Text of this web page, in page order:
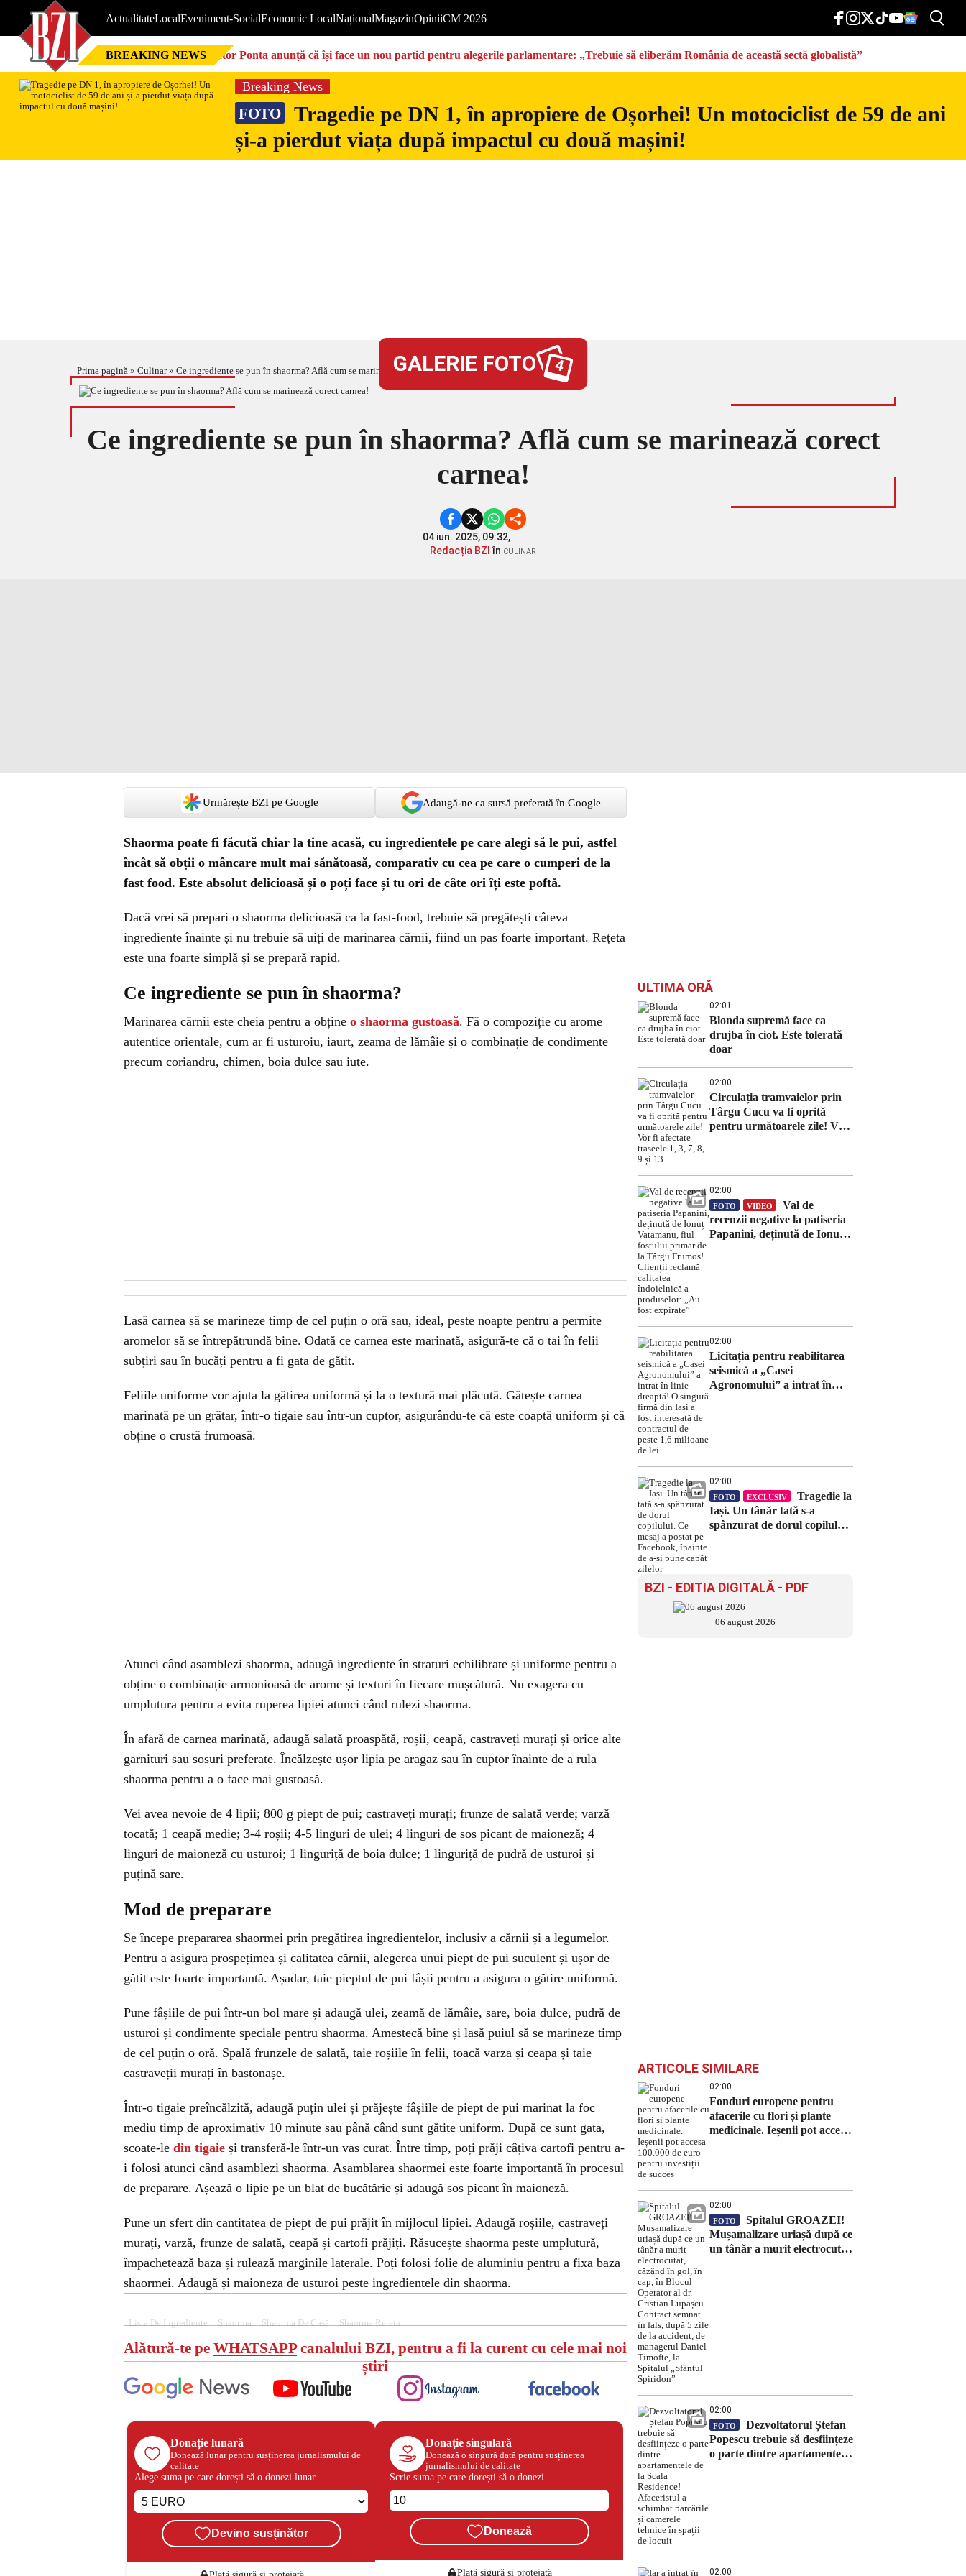
ActualitateLocalEveniment-SocialEconomic LocalNaționalMagazinOpiniiCM 2026
BREAKING NEWS Victor Ponta anunță că își face un nou partid pentru alegerile parlamentare: „Trebuie să eliberăm România de această sectă globalistă”
Breaking News
FOTO
Tragedie pe DN 1, în apropiere de Oșorhei! Un motociclist de 59 de ani
și-a pierdut viața după impactul cu două mașini!
Prima pagină » Culinar» Ce ingrediente se pun în shaorma? Află cum se marinează corect carnea!GALERIE FOTO 4
Ce ingrediente se pun în shaorma? Află cum se marinează corect
carnea!
04 iun. 2025, 09:32,
Redacția BZI în CULINAR
Urmărește BZI pe Google Adaugă-ne ca sursă preferată în Google
Shaorma poate fi făcută chiar la tine acasă, cu ingredientele pe care alegi să le pui, astfel
încât să obții o mâncare mult mai sănătoasă, comparativ cu cea pe care o cumperi de la
fast food. Este absolut delicioasă și o poți face și tu ori de câte ori îți este poftă.
Dacă vrei să prepari o shaorma delicioasă ca la fast-food, trebuie să pregătești câteva
ingrediente înainte și nu trebuie să uiți de marinarea cărnii, fiind un pas foarte important. Rețeta
este una foarte simplă și se prepară rapid.
Ce ingrediente se pun în shaorma?
Marinarea cărnii este cheia pentru a obține o shaorma gustoasă. Fă o compoziție cu arome
autentice orientale, cum ar fi usturoiu, iaurt, zeama de lămâie și o combinație de condimente
precum coriandru, chimen, boia dulce sau iute.
Lasă carnea să se marineze timp de cel puțin o oră sau, ideal, peste noapte pentru a permite
aromelor să se întrepătrundă bine. Odată ce carnea este marinată, asigură-te că o tai în felii
subțiri sau în bucăți pentru a fi gata de gătit.
Feliile uniforme vor ajuta la gătirea uniformă și la o textură mai plăcută. Gătește carnea
marinată pe un grătar, într-o tigaie sau într-un cuptor, asigurându-te că este coaptă uniform și că
obține o crustă frumoasă.
Atunci când asamblezi shaorma, adaugă ingrediente în straturi echilibrate și uniforme pentru a
obține o combinație armonioasă de arome și texturi în fiecare mușcătură. Nu exagera cu
umplutura pentru a evita ruperea lipiei atunci când rulezi shaorma.
În afară de carnea marinată, adaugă salată proaspătă, roșii, ceapă, castraveți murați și orice alte
garnituri sau sosuri preferate. Încălzește ușor lipia pe aragaz sau în cuptor înainte de a rula
shaorma pentru a o face mai gustoasă.
Vei avea nevoie de 4 lipii; 800 g piept de pui; castraveți murați; frunze de salată verde; varză
tocată; 1 ceapă medie; 3-4 roșii; 4-5 linguri de ulei; 4 linguri de sos picant de maioneză; 4
linguri de maioneză cu usturoi; 1 linguriță de boia dulce; 1 linguriță de pudră de usturoi și
puțină sare.
Mod de preparare
Se începe prepararea shaormei prin pregătirea ingredientelor, inclusiv a cărnii și a legumelor.
Pentru a asigura prospețimea și calitatea cărnii, alegerea unui piept de pui suculent și ușor de
gătit este foarte importantă. Așadar, taie pieptul de pui fâșii pentru a asigura o gătire uniformă.
Pune fâșiile de pui într-un bol mare și adaugă ulei, zeamă de lămâie, sare, boia dulce, pudră de
usturoi și condimente speciale pentru shaorma. Amestecă bine și lasă puiul să se marineze timp
de cel puțin o oră. Spală frunzele de salată, taie roșiile în felii, toacă varza și ceapa și taie
castraveții murați în bastonașe.
Într-o tigaie preîncălzită, adaugă puțin ulei și prăjește fâșiile de piept de pui marinat la foc
mediu timp de aproximativ 10 minute sau până când sunt gătite uniform. După ce sunt gata,
scoate-le din tigaie și transferă-le într-un vas curat. Între timp, poți prăji câțiva cartofi pentru a-
i folosi atunci când asamblezi shaorma. Asamblarea shaormei este foarte importantă în procesul
de preparare. Așează o lipie pe un blat de bucătărie și adaugă sos picant în maioneză.
Pune un sfert din cantitatea de piept de pui prăjit în mijlocul lipiei. Adaugă roșiile, castraveți
murați, varză, frunze de salată, ceapă și cartofi prăjiți. Răsucește shaorma peste umplutură,
împachetează baza și rulează marginile laterale. Poți folosi folie de aluminiu pentru a fixa baza
shaormei. Adaugă și maioneza de usturoi peste ingredientele din shaorma.
Lista De Ingrediente Shaorma Shaorma De Casă Shaorma Reteta
Alătură-te pe WHATSAPPcanalului BZI, pentru a fi la curent cu cele mai noi
știri
Donație lunară
Donează lunar pentru susținerea jurnalismului de
calitate
Alege suma pe care dorești să o donezi lunar
Devino susținător
Donație singulară
Donează o singură dată pentru susținerea
jurnalismului de calitate
Scrie suma pe care dorești să o donezi
Donează
Plată sigură și protejată
ULTIMA ORĂ
02:01
Blonda supremă face ca
drujba în ciot. Este tolerată
doar
02:00
Circulația tramvaielor prin
Târgu Cucu va fi oprită
pentru următoarele zile! Vor
02:00
FOTO VIDEO
Val de
recenzii negative la patiseria
Papanini, deținută de Ionuț
02:00
Licitația pentru reabilitarea
seismică a „Casei
Agronomului” a intrat în
02:00
FOTO EXCLUSIV
Tragedie la
Iași. Un tânăr tată s-a
spânzurat de dorul copilului.
BZI - EDITIA DIGITALĂ - PDF
06 august 2026
ARTICOLE SIMILARE
02:00
Fonduri europene pentru
afacerile cu flori și plante
medicinale. Ieșenii pot accesa
02:00
FOTO
Spitalul GROAZEI!
Mușamalizare uriașă după ce
un tânăr a murit electrocutat,
02:00
FOTO
Dezvoltatorul Ștefan
Popescu trebuie să desființeze
o parte dintre apartamentele
02:00